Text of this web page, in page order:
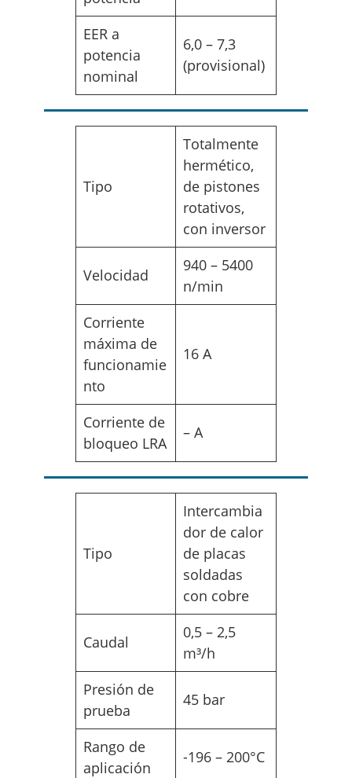
EER a
potencia
nominal
6,0 – 7,3
(provisional)
Tipo
Totalmente
hermético,
de pistones
rotativos,
con inversor
Velocidad
940 – 5400
n/min
Corriente
máxima de
funcionamie
nto
16 A
Corriente de
bloqueo LRA
– A
Tipo
Intercambia
dor de calor
de placas
soldadas
con cobre
Caudal
0,5 – 2,5
m³/h
Presión de
prueba
45 bar
Rango de
aplicación
-196 – 200°C